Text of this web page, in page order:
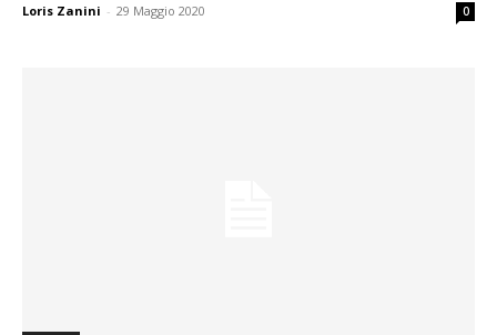
Loris Zanini - 29 Maggio 2020 0